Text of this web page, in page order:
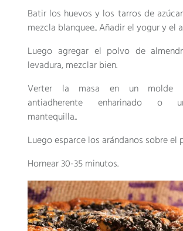
Batir los huevos y los tarros de
mezcla blanquee.. Añadir el yogur y el
Luego agregar el polvo de
levadura, mezclar bien.
Verter la masa en un molde
antiadherente enharinado o
mantequilla..
Luego esparce los arándanos sobre el
Hornear 30-35 minutos.